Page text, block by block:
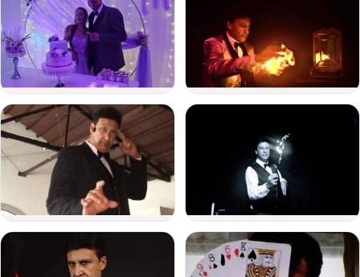
de
evento
Fecha
del
evento
Personas
del
evento